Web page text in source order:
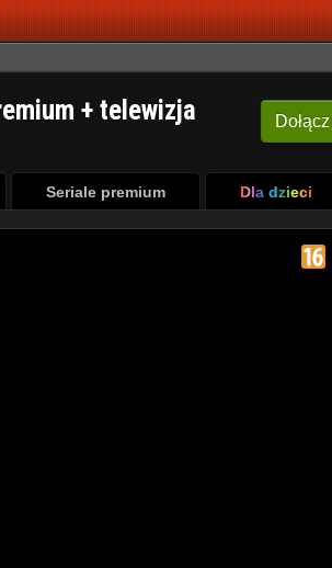
Dołącz
+ telewizja
Seriale premium Dla dzieci